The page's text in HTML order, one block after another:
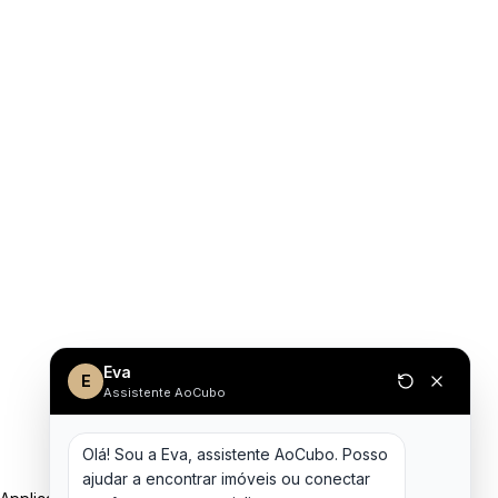
E Eva
Assistente AoCubo
Olá! Sou a Eva, assistente AoCubo. Posso
ajudar a encontrar imóveis ou conectar